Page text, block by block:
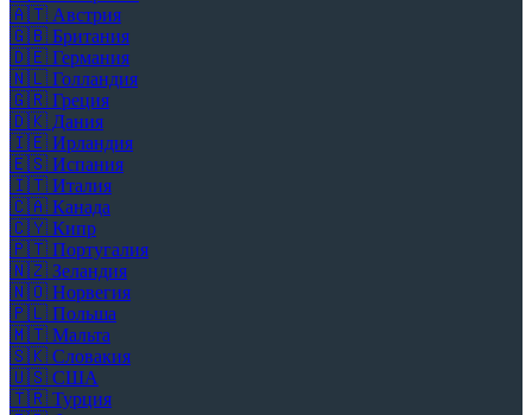
🇦🇹 Австрия
🇬🇧 Британия
🇩🇪 Германия
🇳🇱 Голландия
🇬🇷 Греция
🇩🇰 Дания
🇮🇪 Ирландия
🇪🇸 Испания
🇮🇹 Италия
🇨🇦 Канада
🇨🇾 Кипр
🇵🇹 Португалия
🇳🇿 Зеландия
🇳🇴 Норвегия
🇵🇱 Польша
🇲🇹 Мальта
🇸🇰 Словакия
🇺🇸 США
🇹🇷 Турция